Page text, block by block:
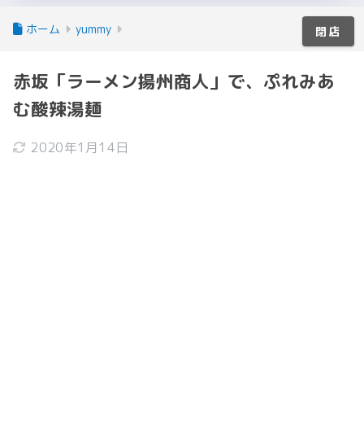
ホーム yummy
赤坂「ラーメン揚州商人」で、ぷれみあ
む酸辣湯麺
2020年1月14日